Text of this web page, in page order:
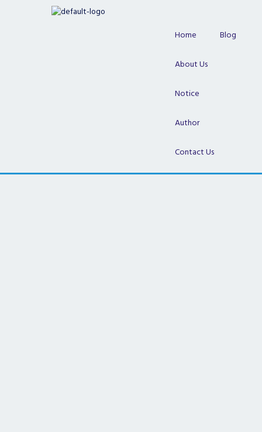
Home Blog
About Us
Notice
Author
Contact Us